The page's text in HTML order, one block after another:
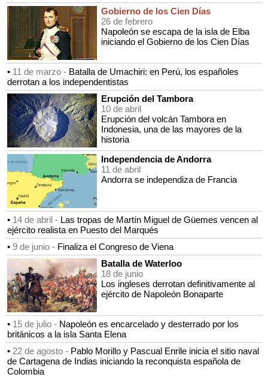
Gobierno de los Cien Días
26 de febrero
Napoleón se escapa de la isla de Elba
iniciando el Gobierno de los Cien Días
• 11 de marzo - Batalla de Umachiri: en Perú, los españoles
derrotan a los independentistas
Erupción del Tambora
10 de abril
Erupción del volcán Tambora en
Indonesia, una de las mayores de la
historia
Independencia de Andorra
11 de abril
Andorra se independiza de Francia
• 14 de abril - Las tropas de Martín Miguel de Güemes vencen al
ejército realista en Puesto del Marqués
• 9 de junio - Finaliza el Congreso de Viena
Batalla de Waterloo
18 de junio
Los ingleses derrotan definitivamente al
ejército de Napoleón Bonaparte
• 15 de julio - Napoleón es encarcelado y desterrado por los
británicos a la isla Santa Elena
• 22 de agosto - Pablo Morillo y Pascual Enrile inicia el sitio naval
de Cartagena de Indias iniciando la reconquista española de
Colombia